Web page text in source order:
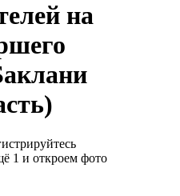
на
1 и откроем фото